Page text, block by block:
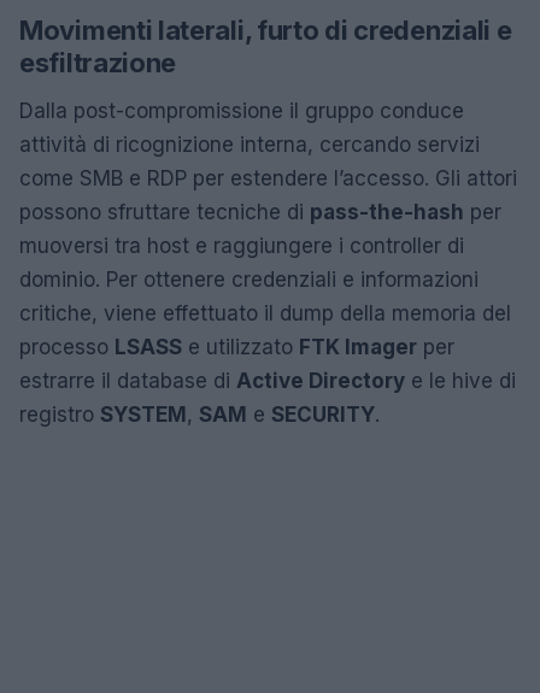
Movimenti laterali, furto di credenziali e
esfiltrazione
Dalla post-compromissione il gruppo conduce
attività di ricognizione interna, cercando servizi
come SMB e RDP per estendere l’accesso. Gli attori
possono sfruttare tecniche di pass-the-hash per
muoversi tra host e raggiungere i controller di
dominio. Per ottenere credenziali e informazioni
critiche, viene effettuato il dump della memoria del
processo LSASS e utilizzato FTK Imager per
estrarre il database di Active Directory e le hive di
registro SYSTEM, SAM e SECURITY.